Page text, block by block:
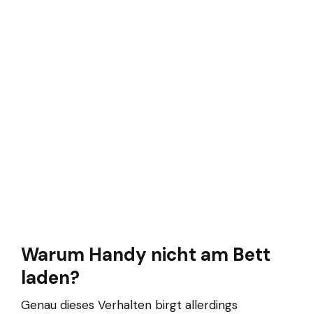
Warum Handy nicht am Bett
laden?
Genau dieses Verhalten birgt allerdings